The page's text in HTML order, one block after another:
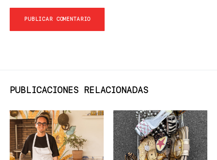
PUBLICACIONES RELACIONADAS